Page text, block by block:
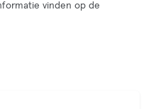
vinden op de